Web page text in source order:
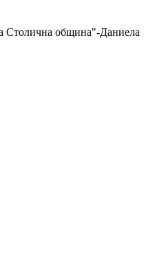
Столична община"-Даниела